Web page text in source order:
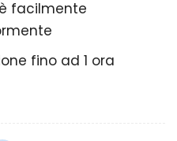
facilmente
fino ad 1 ora